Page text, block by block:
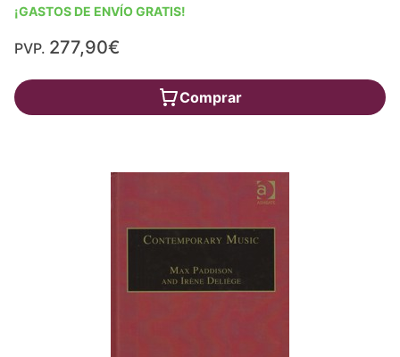
¡GASTOS DE ENVÍO GRATIS!
PVP. 277,90€
Comprar